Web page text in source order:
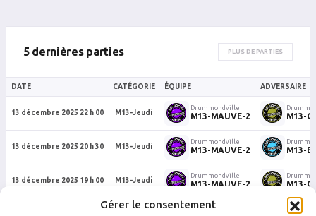
Gérer le consentement
5 dernières parties PLUS DE PARTIES
DATE CATÉGORIE ÉQUIPE ADVERSAIRE
13 décembre 2025 22 h 00 M13-Jeudi
Drummondville
M13-MAUVE-2 M13-
13 décembre 2025 20 h 30 M13-Jeudi
Drummondville
M13-MAUVE-2 M13-
13 décembre 2025 19 h 00 M13-Jeudi
Drummondville
M13-MAUVE-2 M13-
Drummondville